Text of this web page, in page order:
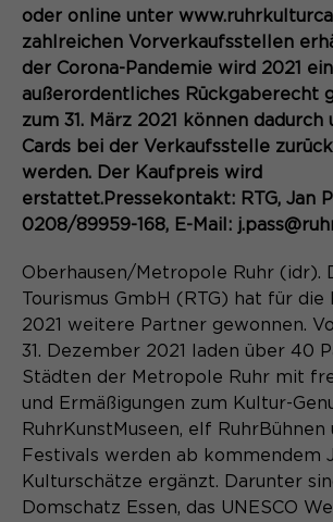
Zweck
Content Management
unerlässlich, damit Ihr
Website angenehm und
Sie ermöglichen es der
zu erkennen und somit
offen zu halten. Es
einem Benutzer-Login
geschlossenen Bereich
ID als verschlüsselten
Datenbankeintrag des
Name PHPSESSID
Anbieter Session-Cookies
Laufzeit
Der Session Cookie
Schließen des Browsers
gelöscht.
Name _pk_id*
Anbieter Matomo
Laufzeit 13 Monate
Zweck
Wiedererkennung eines
_pk_ses*
Anbieter Matomo
Laufzeit 30 Minuten
Zweck
Speichert
aktuellen Sitzung.
Cookie-Informationen
Aktivierung
Diese Cookies ermöglichen die
Übersetzung der Website-Inhalte durch
Name googtrans
Anbieter GTranslate Inc.
Laufzeit 1 Jahr
Zweck
Speichert die vom
Sprache für die
Übersetzung der
Cookie-Informationen
oder online unter
zahlreichen Vorverkaufsstellen
der Corona-Pandemie wird 2021 ein
außerordentliches Rückgaberecht
zum 31. März 2021 können dadurch
Cards bei der Verkaufsstelle
werden. Der Kaufpreis wird
erstattet.Pressekontakt: RTG, Jan
0208/89959-168, E-Mail:
Oberhausen/Metropole Ruhr (idr).
Tourismus GmbH (RTG) hat für die
2021 weitere Partner gewonnen.
31. Dezember 2021 laden über 40
Städten der Metropole Ruhr mit
und Ermäßigungen zum Kultur-
RuhrKunstMuseen, elf RuhrBühnen
Festivals werden ab kommendem
Kulturschätze ergänzt. Darunter
Domschatz Essen, das UNESCO